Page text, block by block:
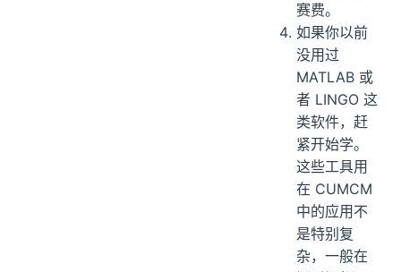
赛费。
如果你以前
没用过
MATLAB 或
者 LINGO 这
类软件，赶
紧开始学。
这些工具用
在 CUMCM
中的应用不
是特别复
杂，一般在